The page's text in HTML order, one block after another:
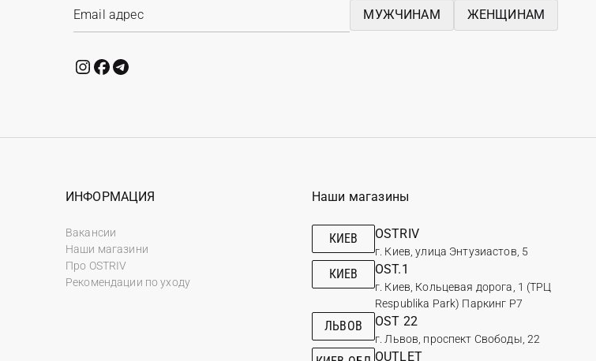
МУЖЧИНАМ ЖЕНЩИНАМ
ИНФОРМАЦИЯ
Вакансии
Наши магазини
Про OSTRIV
Рекомендации по уходу
Наши магазины
КИЕВ OSTRIV
г. Киев, улица Энтузиастов, 5
КИЕВ OST.1
г. Киев, Кольцевая дорога, 1 (ТРЦ
Respublika Park) Паркинг Р7
ЛЬВОВ OST 22
г. Львов, проспект Свободы, 22
OUTLET